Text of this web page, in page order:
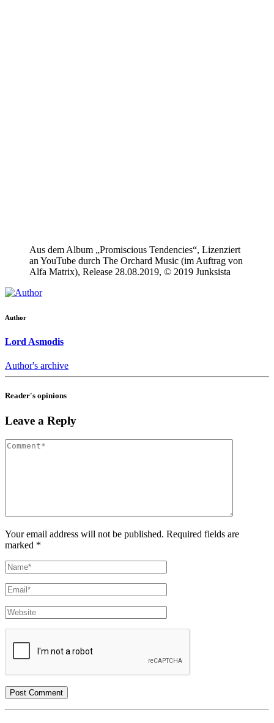
Aus dem Album „Promiscious Tendencies“, Lizenziert
an YouTube durch The Orchard Music (im Auftrag von
Alfa Matrix), Release 28.08.2019, © 2019 Junksista
Author
Lord Asmodis
Author's archive
Reader's opinions
Leave a Reply
Your email address will not be published. Required fields are
marked *